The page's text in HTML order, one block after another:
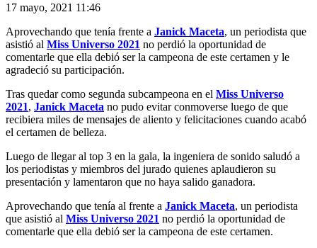
17 mayo, 2021 11:46
Aprovechando que tenía frente a Janick Maceta, un periodista que
asistió al Miss Universo 2021 no perdió la oportunidad de
comentarle que ella debió ser la campeona de este certamen y le
agradeció su participación.
Tras quedar como segunda subcampeona en el Miss Universo
2021, Janick Maceta no pudo evitar conmoverse luego de que
recibiera miles de mensajes de aliento y felicitaciones cuando acabó
el certamen de belleza.
Luego de llegar al top 3 en la gala, la ingeniera de sonido saludó a
los periodistas y miembros del jurado quienes aplaudieron su
presentación y lamentaron que no haya salido ganadora.
Aprovechando que tenía al frente a Janick Maceta, un periodista
que asistió al Miss Universo 2021 no perdió la oportunidad de
comentarle que ella debió ser la campeona de este certamen.